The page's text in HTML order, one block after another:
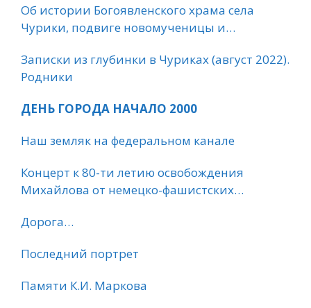
Об истории Богоявленского храма села
Чурики, подвиге новомученицы и
Записки из глубинки в Чуриках (август 2022).
Родники
ДЕНЬ ГОРОДА НАЧАЛО 2000
Наш земляк на федеральном канале
Концерт к 80-ти летию освобождения
Михайлова от немецко-фашистских
Дорога…
Последний портрет
Памяти К.И. Маркова